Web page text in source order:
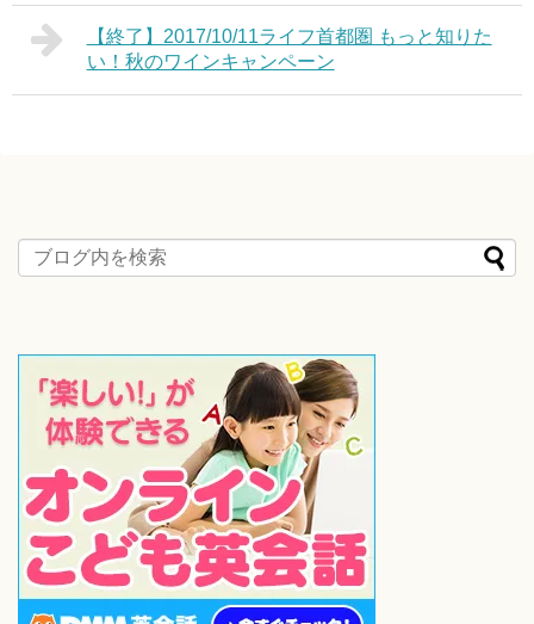
【終了】2017/10/11ライフ首都圏 もっと知りた
い！秋のワインキャンペーン